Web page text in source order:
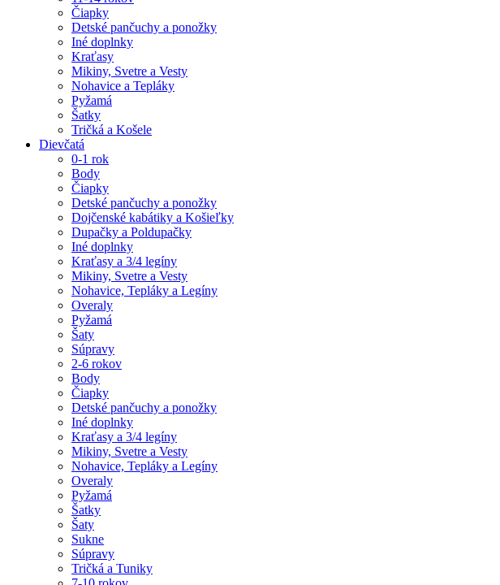
Čiapky
Detské pančuchy a ponožky
Iné doplnky
Kraťasy
Mikiny, Svetre a Vesty
Nohavice a Tepláky
Pyžamá
Šatky
Tričká a Košele
Dievčatá
0-1 rok
Body
Čiapky
Detské pančuchy a ponožky
Dojčenské kabátiky a Košieľky
Dupačky a Poldupačky
Iné doplnky
Kraťasy a 3/4 legíny
Mikiny, Svetre a Vesty
Nohavice, Tepláky a Legíny
Overaly
Pyžamá
Šaty
Súpravy
2-6 rokov
Body
Čiapky
Detské pančuchy a ponožky
Iné doplnky
Kraťasy a 3/4 legíny
Mikiny, Svetre a Vesty
Nohavice, Tepláky a Legíny
Overaly
Pyžamá
Šatky
Šaty
Sukne
Súpravy
Tričká a Tuniky